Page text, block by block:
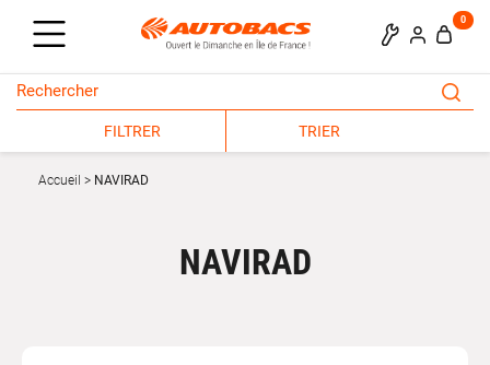
0
FILTRER TRIER
Accueil NAVIRAD
NAVIRAD